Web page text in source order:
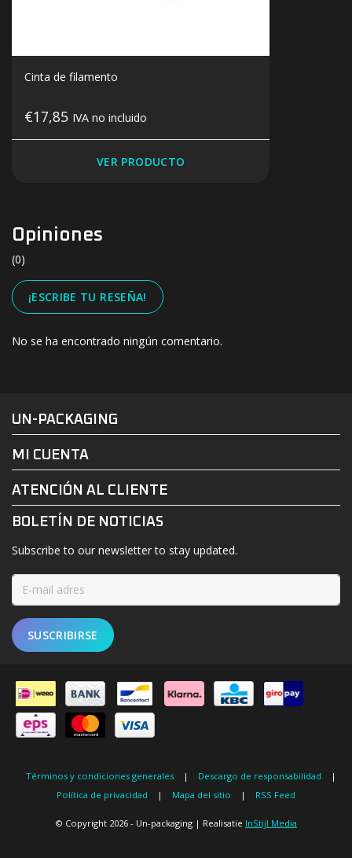
Cinta de filamento
€17,85 IVA no incluido
VER PRODUCTO
Opiniones
(0)
¡ESCRIBE TU RESEÑA!
No se ha encontrado ningún comentario.
FACEBOOK
UN-PACKAGING
MI CUENTA
ATENCIÓN AL CLIENTE
BOLETÍN DE NOTICIAS
Subscribe to our newsletter to stay updated.
SUSCRIBIRSE
Términos y condiciones generales | Descargo de responsabilidad
|
Política de privacidad
| Mapa del sitio | RSS Feed
© Copyright 2026 - Un-packaging | Realisatie InStijl Media